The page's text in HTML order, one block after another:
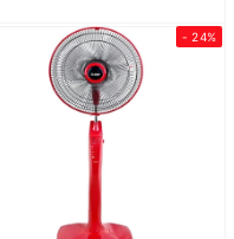
- 24%